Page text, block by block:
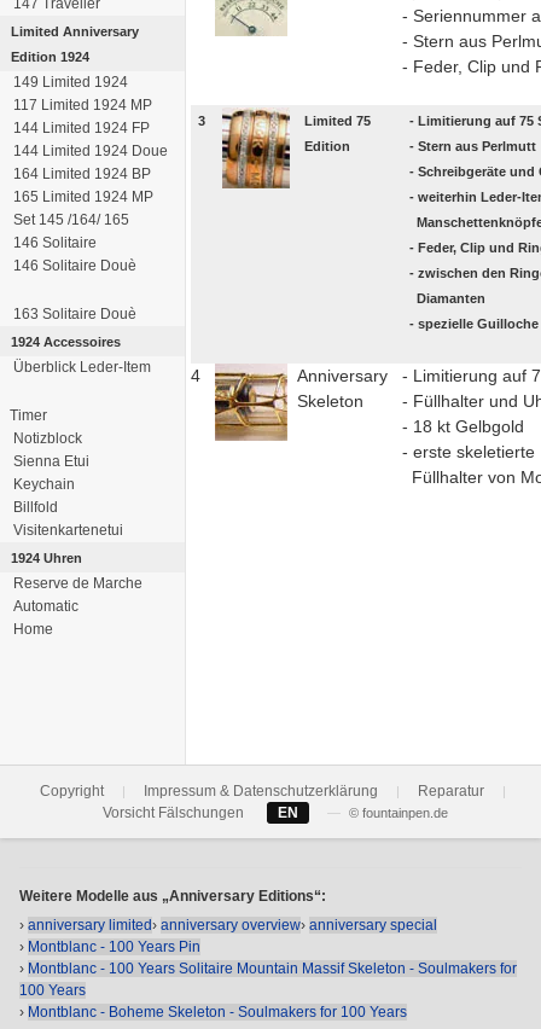
Limited Anniversary
Edition 1924
149 Limited 1924
117 Limited 1924 MP
144 Limited 1924 FP
144 Limited 1924 Doue
164 Limited 1924 BP
165 Limited 1924 MP
Set 145 /164/ 165
146 Solitaire
146 Solitaire Douè
163 Solitaire Douè
1924 Accessoires
Überblick Leder-Item
Timer
Notizblock
Sienna Etui
Keychain
Billfold
Visitenkartenetui
1924 Uhren
Reserve de Marche
Automatic
Home
- Seriennummer
- Stern aus
- Feder, Clip und
3
Limited 75
Edition
- Limitierung auf 75
- Stern aus Perlmutt
- Schreibgeräte und
- weiterhin Leder-
- Feder, Clip und
- zwischen den
Diamanten
- spezielle
4
Anniversary
Skeleton
- Limitierung auf
- Füllhalter und
- 18 kt Gelbgold
- erste
Füllhalter von
Copyright | Impressum & Datenschutzerklärung | Reparatur |
Vorsicht Fälschungen EN — © fountainpen.de
Weitere Modelle aus „Anniversary Editions“:
› anniversary limited› anniversary overview› anniversary special
› Montblanc - 100 Years Pin
› Montblanc - 100 Years Solitaire Mountain Massif Skeleton - Soulmakers for
100 Years
› Montblanc - Boheme Skeleton - Soulmakers for 100 Years